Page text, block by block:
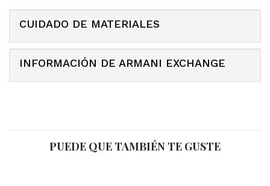
CUIDADO DE MATERIALES
INFORMACIÓN DE ARMANI EXCHANGE
PUEDE QUE TAMBIÉN TE GUSTE